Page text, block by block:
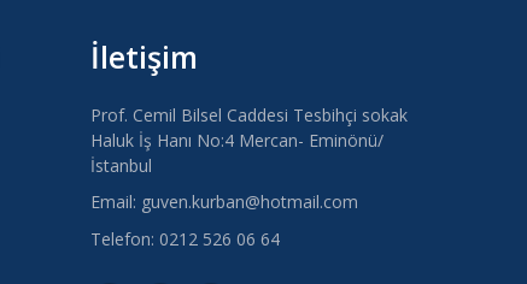
İletişim
Prof. Cemil Bilsel Caddesi Tesbihçi sokak
Haluk İş Hanı No:4 Mercan- Eminönü/
İstanbul
Email: guven.kurban@hotmail.com
Telefon: 0212 526 06 64